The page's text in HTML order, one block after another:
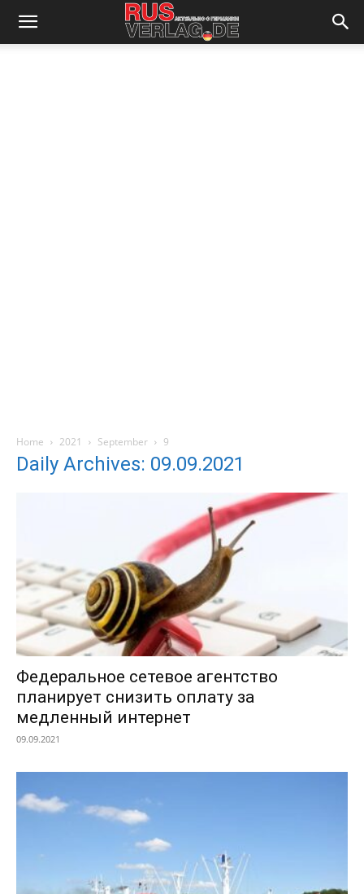
Home 2021 September 9
Daily Archives: 09.09.2021
Федеральное сетевое агентство
планирует снизить оплату за
медленный интернет
09.09.2021